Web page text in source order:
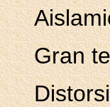
Gran